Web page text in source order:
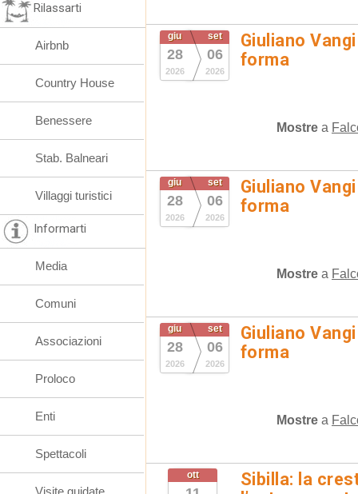
giu
28
2026
set
06
2026
Giuliano
forma
Mostre a
giu
28
2026
set
06
2026
Giuliano
forma
Mostre a
giu
28
2026
set
06
2026
Giuliano
forma
Mostre a
ott
Sibilla: la
Rilassarti
Airbnb
Country House
Benessere
Stab. Balneari
Villaggi turistici
Informarti
Media
Comuni
Associazioni
Proloco
Enti
Spettacoli
Visite guidate